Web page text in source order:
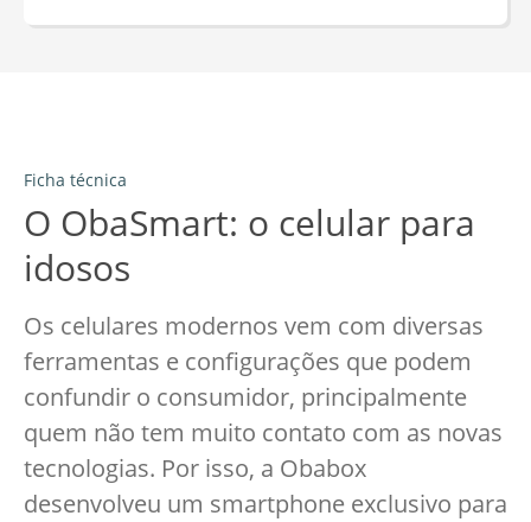
Ficha técnica
O ObaSmart: o celular para
idosos
Os celulares modernos vem com diversas
ferramentas e configurações que podem
confundir o consumidor, principalmente
quem não tem muito contato com as novas
tecnologias. Por isso, a Obabox
desenvolveu um smartphone exclusivo para